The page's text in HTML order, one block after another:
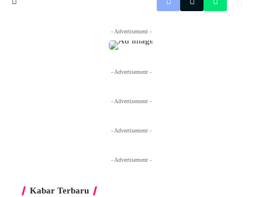
- Advertisement -
- Advertisement -
- Advertisement -
- Advertisement -
- Advertisement -
Kabar Terbaru